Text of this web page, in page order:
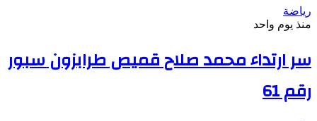
رياضة
منذ يوم واحد
سر ارتداء محمد صلاح قميص طرابزون سبور
رقم 61